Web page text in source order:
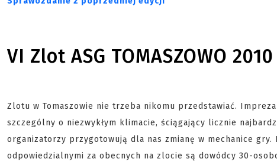
VI Zlot ASG TOMASZOWO 2010
Zlotu w Tomaszowie nie trzeba nikomu przedstawiać.
szczególny o niezwykłym klimacie, ściągający licznie
organizatorzy przygotowują dla nas zmianę w mechanice
odpowiedzialnymi za obecnych na zlocie są dowódcy 30-